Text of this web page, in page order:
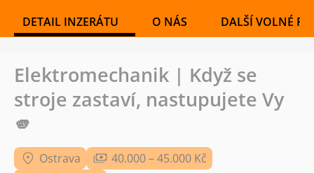
DETAIL INZERÁTU O NÁS DALŠÍ VOLNÉ
Elektromechanik | Když se
stroje zastaví, nastupujete Vy
🫵
Ostrava
40.000 – 45.000 Kč